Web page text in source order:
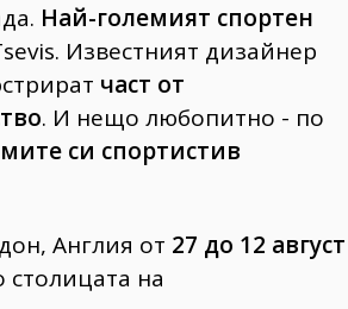
Най-големият спортен
Известният дизайнер
част от
. И нещо любопитно - по
си спортистив
Англия от 27 до 12 август
на